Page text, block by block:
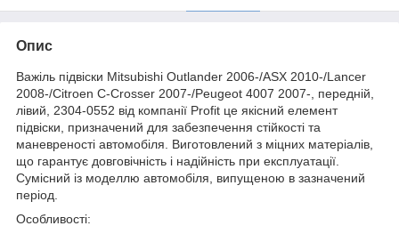
Опис
Важіль підвіски Mitsubishi Outlander 2006-/ASX 2010-/Lancer
2008-/Citroen C-Crosser 2007-/Peugeot 4007 2007-, передній,
лівий, 2304-0552 від компанії Profit це якісний елемент
підвіски, призначений для забезпечення стійкості та
маневреності автомобіля. Виготовлений з міцних матеріалів,
що гарантує довговічність і надійність при експлуатації.
Сумісний із моделлю автомобіля, випущеною в зазначений
період.
Особливості: